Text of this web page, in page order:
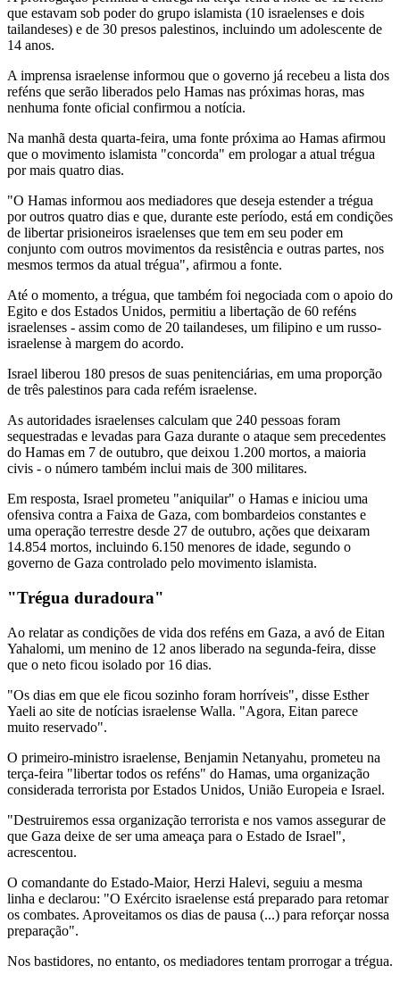
que estavam sob poder do grupo islamista (10 israelenses e dois
tailandeses) e de 30 presos palestinos, incluindo um adolescente de
14 anos.
A imprensa israelense informou que o governo já recebeu a lista dos
reféns que serão liberados pelo Hamas nas próximas horas, mas
nenhuma fonte oficial confirmou a notícia.
Na manhã desta quarta-feira, uma fonte próxima ao Hamas afirmou
que o movimento islamista "concorda" em prologar a atual trégua
por mais quatro dias.
"O Hamas informou aos mediadores que deseja estender a trégua
por outros quatro dias e que, durante este período, está em condições
de libertar prisioneiros israelenses que tem em seu poder em
conjunto com outros movimentos da resistência e outras partes, nos
mesmos termos da atual trégua", afirmou a fonte.
Até o momento, a trégua, que também foi negociada com o apoio do
Egito e dos Estados Unidos, permitiu a libertação de 60 reféns
israelenses - assim como de 20 tailandeses, um filipino e um russo-
israelense à margem do acordo.
Israel liberou 180 presos de suas penitenciárias, em uma proporção
de três palestinos para cada refém israelense.
As autoridades israelenses calculam que 240 pessoas foram
sequestradas e levadas para Gaza durante o ataque sem precedentes
do Hamas em 7 de outubro, que deixou 1.200 mortos, a maioria
civis - o número também inclui mais de 300 militares.
Em resposta, Israel prometeu "aniquilar" o Hamas e iniciou uma
ofensiva contra a Faixa de Gaza, com bombardeios constantes e
uma operação terrestre desde 27 de outubro, ações que deixaram
14.854 mortos, incluindo 6.150 menores de idade, segundo o
governo de Gaza controlado pelo movimento islamista.
"Trégua duradoura"
Ao relatar as condições de vida dos reféns em Gaza, a avó de Eitan
Yahalomi, um menino de 12 anos liberado na segunda-feira, disse
que o neto ficou isolado por 16 dias.
"Os dias em que ele ficou sozinho foram horríveis", disse Esther
Yaeli ao site de notícias israelense Walla. "Agora, Eitan parece
muito reservado".
O primeiro-ministro israelense, Benjamin Netanyahu, prometeu na
terça-feira "libertar todos os reféns" do Hamas, uma organização
considerada terrorista por Estados Unidos, União Europeia e Israel.
"Destruiremos essa organização terrorista e nos vamos assegurar de
que Gaza deixe de ser uma ameaça para o Estado de Israel",
acrescentou.
O comandante do Estado-Maior, Herzi Halevi, seguiu a mesma
linha e declarou: "O Exército israelense está preparado para retomar
os combates. Aproveitamos os dias de pausa (...) para reforçar nossa
preparação".
Nos bastidores, no entanto, os mediadores tentam prorrogar a trégua.